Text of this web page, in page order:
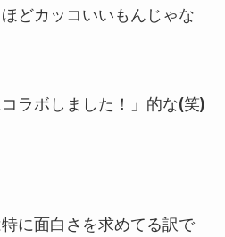
どカッコいいもんじゃな
ラボしました！」的な(笑)
に面白さを求めてる訳で